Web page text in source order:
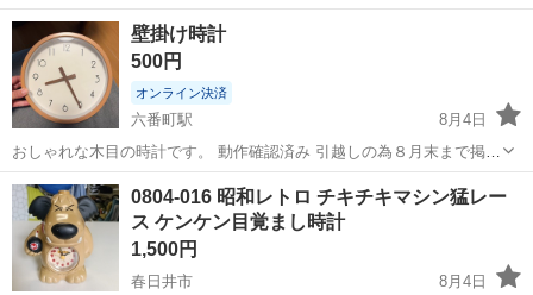
せてくれる、その名も『音声クロック』。 時報アラーム搭載で各メン
バーが1時間ごとに生声アラームで時間をお知らせ!! (安倍なつみ、中
澤裕子、後藤真希、飯田圭織...
愛知 あま市 時計 モーニング娘
壁掛け時計
500円
オンライン決済
六番町駅
8月4日
おしゃれな木目の時計です。 動作確認済み 引越しの為８月末まで掲載
予定
愛知 名古屋市 六番町駅 時計
0804-016 昭和レトロ チキチキマシン猛レー
ス ケンケン目覚まし時計
1,500円
春日井市
8月4日